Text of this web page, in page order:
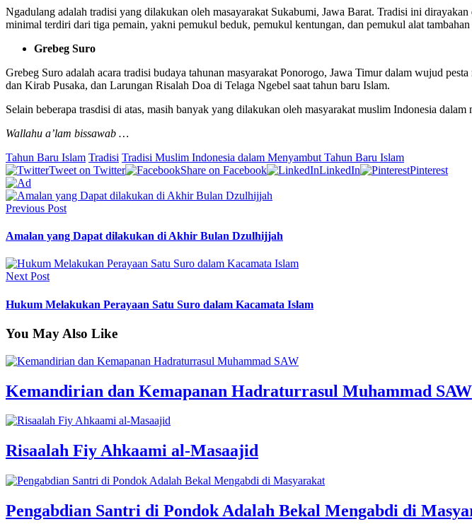
Ngadulang adalah tradisi yang dilakukan oleh masayarakat Sukabumi, Jawa Barat. Tradisi ini
minimal terdiri dari tiga pemain, yakni pemukul beduk, pemukul kentungan, dan pemukul alat
Grebeg Suro
Grebeg Suro adalah acara tradisi budaya tahunan masyarakat Ponorogo, Jawa Timur dalam wujud
dan Kirab Pusaka, dan Larungan Risalah Doa di Telaga Ngebel saat tahun baru Islam.
Selain beberapa trasdisi di atas, masih banyak yang dilakukan oleh masyarakat muslim Indonesia
Wallahu a’lam bissawab …
Tahun Baru Islam Tradisi Tradisi Muslim Indonesia dalam Menyambut Tahun Baru Islam
Tweet on Twitter
Share on Facebook LinkedIn Pinterest
Previous Post
Amalan yang Dapat dilakukan di Akhir Bulan Dzulhijjah
Next Post
Hukum Melakukan Perayaan Satu Suro dalam Kacamata Islam
You May Also Like
Kemandirian dan Kemapanan Hadraturrasul Muhammad SAW
Risaalah Fiy Ahkaami al-Masaajid
Pengabdian Santri di Pondok Adalah Bekal Mengabdi di